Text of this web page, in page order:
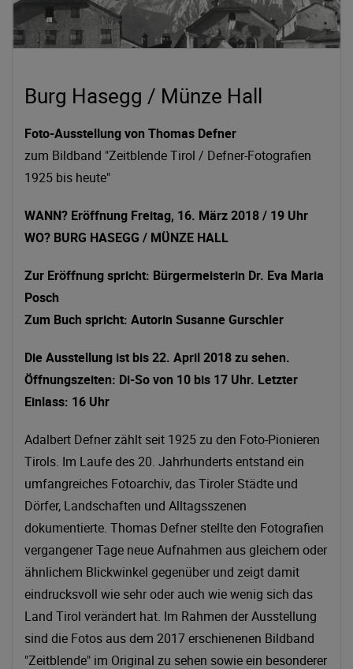
Burg Hasegg / Münze Hall
Foto-Ausstellung von Thomas Defner
zum Bildband "Zeitblende Tirol / Defner-Fotografien
1925 bis heute"
WANN? Eröffnung Freitag, 16. März 2018 / 19 Uhr
WO? BURG HASEGG / MÜNZE HALL
Zur Eröffnung spricht: Bürgermeisterin Dr. Eva Maria
Posch
Zum Buch spricht: Autorin Susanne Gurschler
Die Ausstellung ist bis 22. April 2018 zu sehen.
Öffnungszeiten: Di-So von 10 bis 17 Uhr. Letzter
Einlass: 16 Uhr
Adalbert Defner zählt seit 1925 zu den Foto-Pionieren
Tirols. Im Laufe des 20. Jahrhunderts entstand ein
umfangreiches Fotoarchiv, das Tiroler Städte und
Dörfer, Landschaften und Alltagsszenen
dokumentierte. Thomas Defner stellte den Fotografien
vergangener Tage neue Aufnahmen aus gleichem oder
ähnlichem Blickwinkel gegenüber und zeigt damit
eindrucksvoll wie sehr oder auch wie wenig sich das
Land Tirol verändert hat. Im Rahmen der Ausstellung
sind die Fotos aus dem 2017 erschienenen Bildband
"Zeitblende" im Original zu sehen sowie ein besonderer